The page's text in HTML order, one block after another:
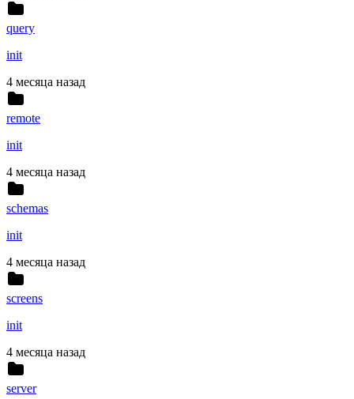
query
init
4 месяца назад
remote
init
4 месяца назад
schemas
init
4 месяца назад
screens
init
4 месяца назад
server